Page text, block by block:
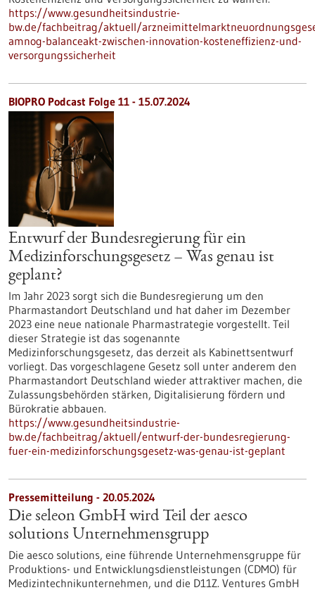
https://www.gesundheitsindustrie-
bw.de/fachbeitrag/aktuell/
amnog-balanceakt-zwischen-innovation-kosteneffizienz-und-
versorgungssicherheit
BIOPRO Podcast Folge 11 - 15.07.2024
Entwurf der Bundesregierung für ein
Medizinforschungsgesetz – Was genau ist
geplant?
Im Jahr 2023 sorgt sich die Bundesregierung um den
Pharmastandort Deutschland und hat daher im Dezember
2023 eine neue nationale Pharmastrategie vorgestellt. Teil
dieser Strategie ist das sogenannte
Medizinforschungsgesetz, das derzeit als Kabinettsentwurf
vorliegt. Das vorgeschlagene Gesetz soll unter anderem den
Pharmastandort Deutschland wieder attraktiver machen, die
Zulassungsbehörden stärken, Digitalisierung fördern und
Bürokratie abbauen.
https://www.gesundheitsindustrie-
bw.de/fachbeitrag/aktuell/entwurf-der-bundesregierung-
fuer-ein-medizinforschungsgesetz-was-genau-ist-geplant
Pressemitteilung - 20.05.2024
Die seleon GmbH wird Teil der aesco
solutions Unternehmensgrupp
Die aesco solutions, eine führende Unternehmensgruppe für
Produktions- und Entwicklungsdienstleistungen (CDMO) für
Medizintechnikunternehmen, und die D11Z. Ventures GmbH